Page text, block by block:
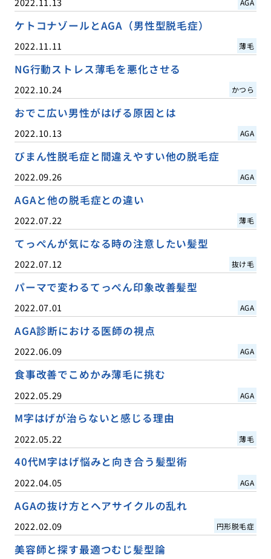
AGA
ケトコナゾールとAGA（男性型脱毛症）
2022.11.11 薄毛
NG行動ストレス薄毛を悪化させる
2022.10.24 かつら
おでこ広い男性がはげる原因とは
2022.10.13 AGA
びまん性脱毛症と間違えやすい他の脱毛症
2022.09.26 AGA
AGAと他の脱毛症との違い
2022.07.22 薄毛
てっぺんが気になる時の注意したい髪型
2022.07.12 抜け毛
パーマで変わるてっぺん印象改善髪型
2022.07.01 AGA
AGA診断における医師の視点
2022.06.09 AGA
食事改善でこめかみ薄毛に挑む
2022.05.29 AGA
M字はげが治らないと感じる理由
2022.05.22 薄毛
40代M字はげ悩みと向き合う髪型術
2022.04.05 AGA
AGAの抜け方とヘアサイクルの乱れ
2022.02.09 円形脱毛症
美容師と探す最適つむじ髪型論